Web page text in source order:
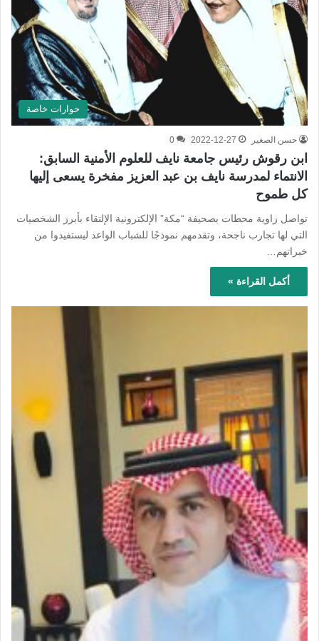
حوارات خاصة
حسن الصغير 2022-12-27
0
ابن رقوش رئيس جامعة نايف للعلوم الأمنية السابق:
الانتماء لمدرسة نايف بن عبد العزيز مفخرة يسعى إليها
كل طموح
تواصل زاوية محطات بصحيفة “مكة” الإلكترونية الإلتقاء بأبرز الشخصيات
التي لها تجارب ناجحة، وتقدمهم نموذجًا للشباب الواعد ليستفيدوا من
خبراتهم…
أكمل القراءة »